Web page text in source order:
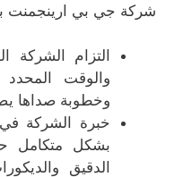
شركة جي بي ارينجمنت
التزام الشركة
والوقت
وخطوبة صداها
خبرة الشركة
بشكل متكامل
الدقيق